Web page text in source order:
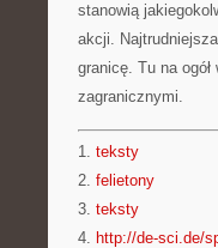
stanowią
akcji.
granicę. Tu na
zagranicznymi.
1. teksty
2. felietony
3. teksty
4. http://de-sci.de/